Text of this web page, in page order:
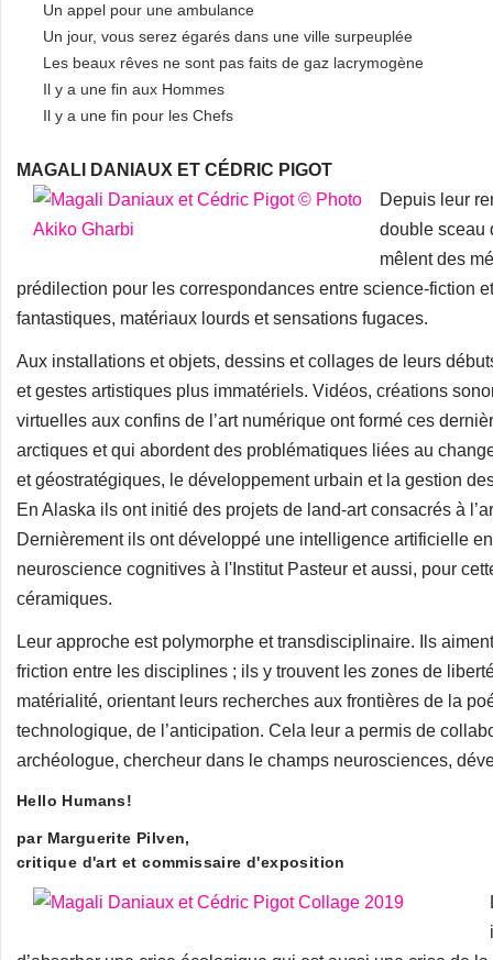
Un appel pour une ambulance
Un jour, vous serez égarés dans une ville surpeuplée
Les beaux rêves ne sont pas faits de gaz lacrymogène
Il y a une fin aux Hommes
Il y a une fin pour les Chefs
MAGALI DANIAUX ET CÉDRIC PIGOT
Depuis leur
double sceau
mêlent des
prédilection pour les correspondances entre science-fiction
fantastiques, matériaux lourds et sensations fugaces.
Aux installations et objets, dessins et collages de leurs
et gestes artistiques plus immatériels. Vidéos, créations
virtuelles aux confins de l’art numérique ont formé ces
arctiques et qui abordent des problématiques liées au
et géostratégiques, le développement urbain et la gestion
En Alaska ils ont initié des projets de land-art consacrés à
Dernièrement ils ont développé une intelligence artificielle
neuroscience cognitives à l'Institut Pasteur et aussi, pour
céramiques.
Leur approche est polymorphe et transdisciplinaire. Ils
friction entre les disciplines ; ils y trouvent les zones de
matérialité, orientant leurs recherches aux frontières de la
technologique, de l’anticipation. Cela leur a permis de
archéologue, chercheur dans le champs neurosciences,
Hello Humans!
par Marguerite Pilven,
critique d'art et commissaire d'exposition